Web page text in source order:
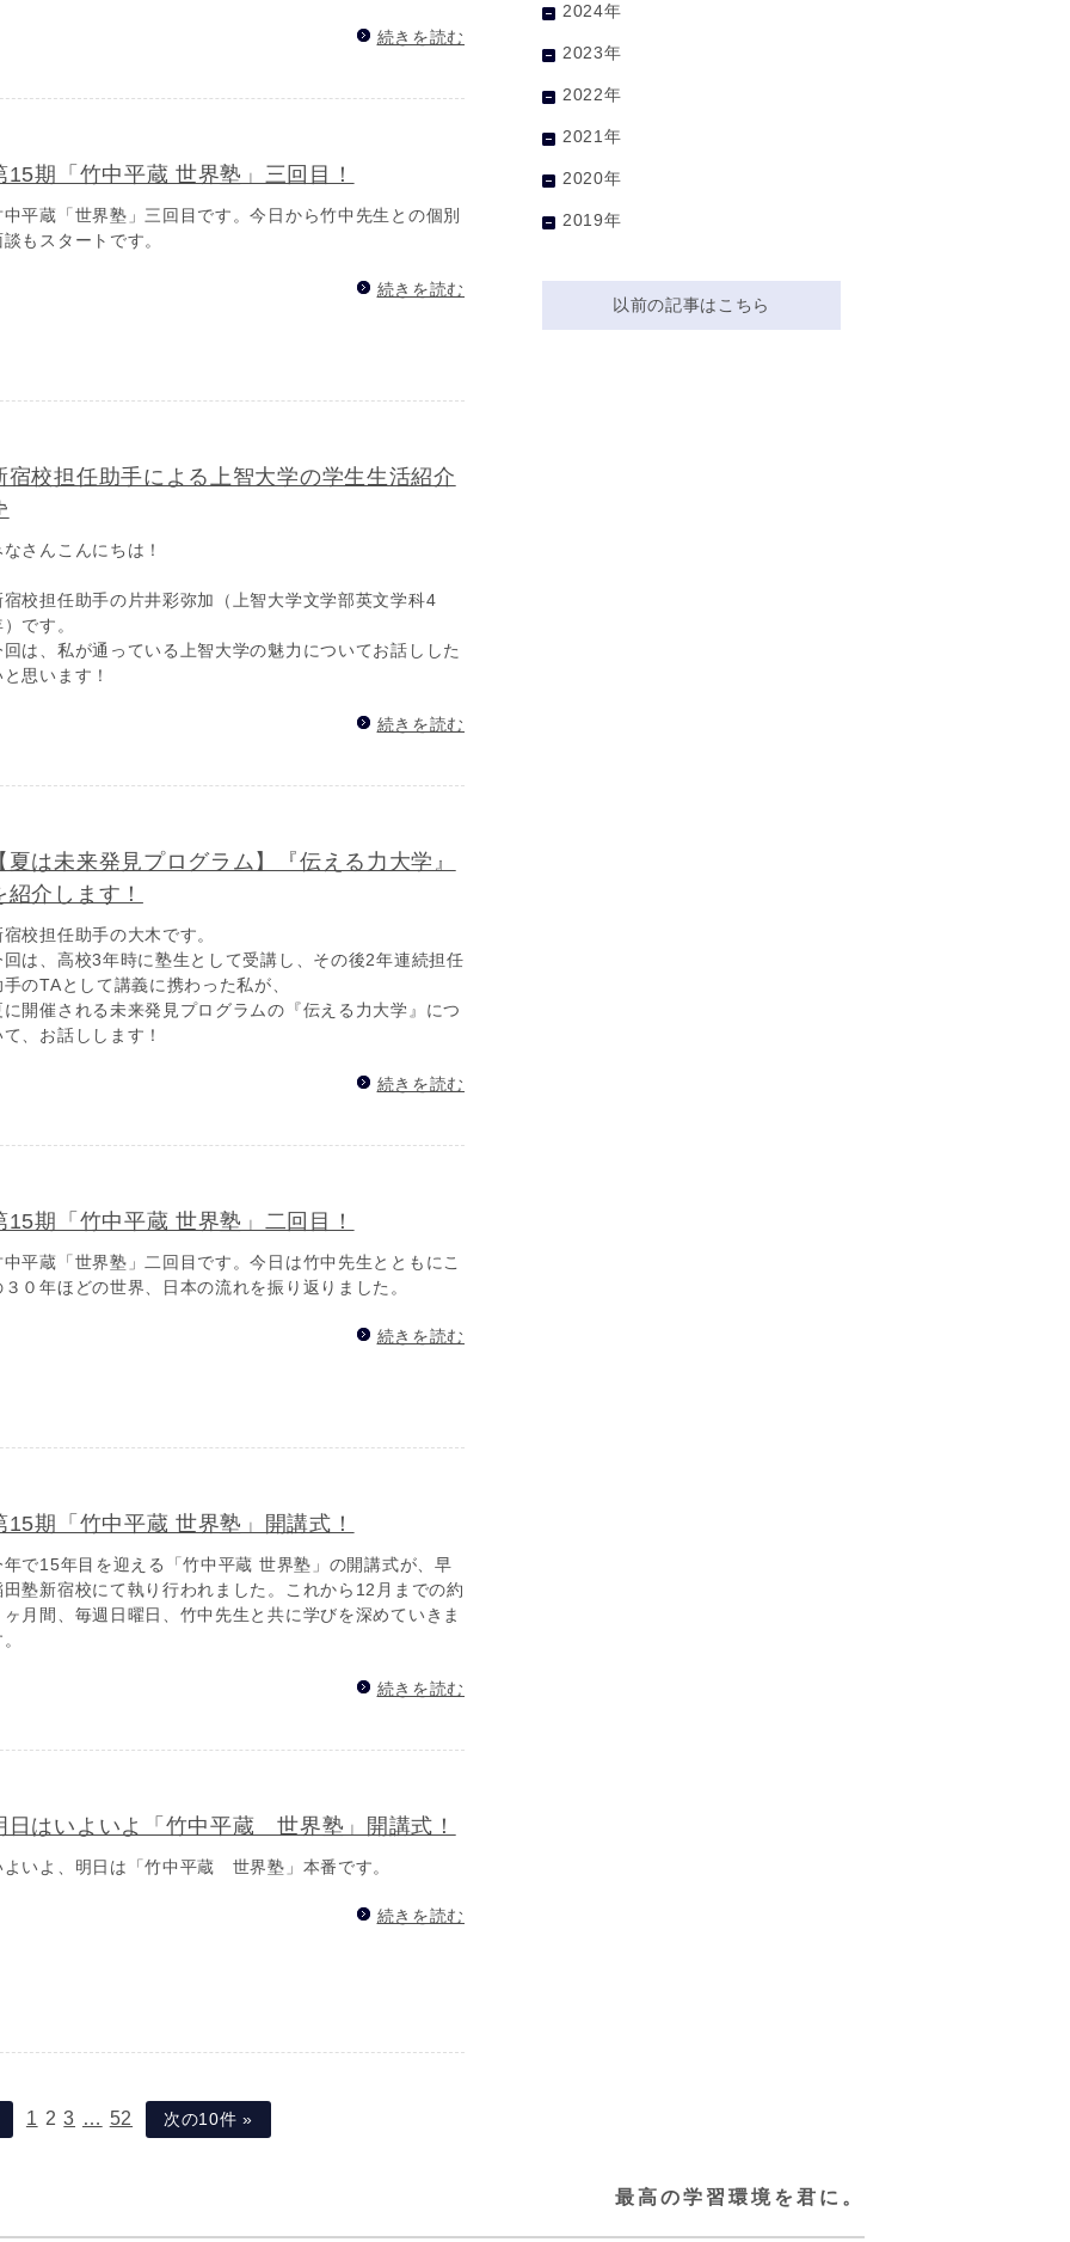
続きを読む
15期「竹中平蔵 世界塾」三回目！
中平蔵「世界塾」三回目です。今日から竹中先生との個別
談もスタートです。
続きを読む
宿校担任助手による上智大学の学生生活紹介
なさんこんにちは！
宿校担任助手の片井彩弥加（上智大学文学部英文学科4
です。
回は、私が通っている上智大学の魅力についてお話しした
と思います！
続きを読む
夏は未来発見プログラム】『伝える力大学』
紹介します！
宿校担任助手の大木です。
回は、高校3年時に塾生として受講し、その後2年連続担任
手のTAとして講義に携わった私が、
に開催される未来発見プログラムの『伝える力大学』につ
て、お話しします！
続きを読む
15期「竹中平蔵 世界塾」二回目！
中平蔵「世界塾」二回目です。今日は竹中先生とともにこ
３０年ほどの世界、日本の流れを振り返りました。
続きを読む
15期「竹中平蔵 世界塾」開講式！
年で15年目を迎える「竹中平蔵 世界塾」の開講式が、早
田塾新宿校にて執り行われました。これから12月までの約
ヶ月間、毎週日曜日、竹中先生と共に学びを深めていきま
続きを読む
日はいよいよ「竹中平蔵 世界塾」開講式！
よいよ、明日は「竹中平蔵 世界塾」本番です。
続きを読む
1 2 3 … 52 次の10件 »
2024年
2023年
2022年
2021年
2020年
2019年
以前の記事はこちら
最高の学習環境を君に。